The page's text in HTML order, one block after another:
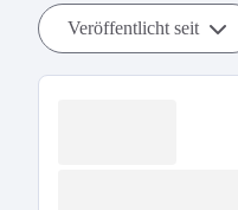
Veröffentlicht seit